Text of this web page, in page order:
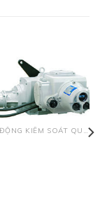
BỘ TRUYỀN ĐỘNG KIỂM SOÁT QUY TRÌNH